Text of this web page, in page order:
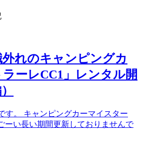
れのキャンピングカ
ーレCC1」レンタル開
す。 キャンピングカーマイスター
ーい長い期間更新しておりませんで